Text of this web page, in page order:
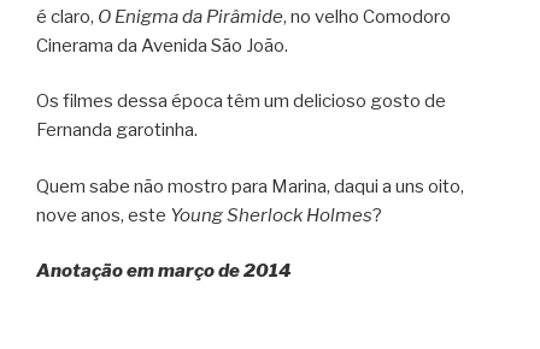
é claro, O Enigma da Pirâmide, no velho Comodoro
Cinerama da Avenida São João.
Os filmes dessa época têm um delicioso gosto de
Fernanda garotinha.
Quem sabe não mostro para Marina, daqui a uns oito,
nove anos, este Young Sherlock Holmes?
Anotação em março de 2014